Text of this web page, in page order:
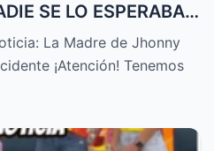
SE LO ESPERABA,
– HTTLa Madre de Jhonny
¡Atención! Tenemos